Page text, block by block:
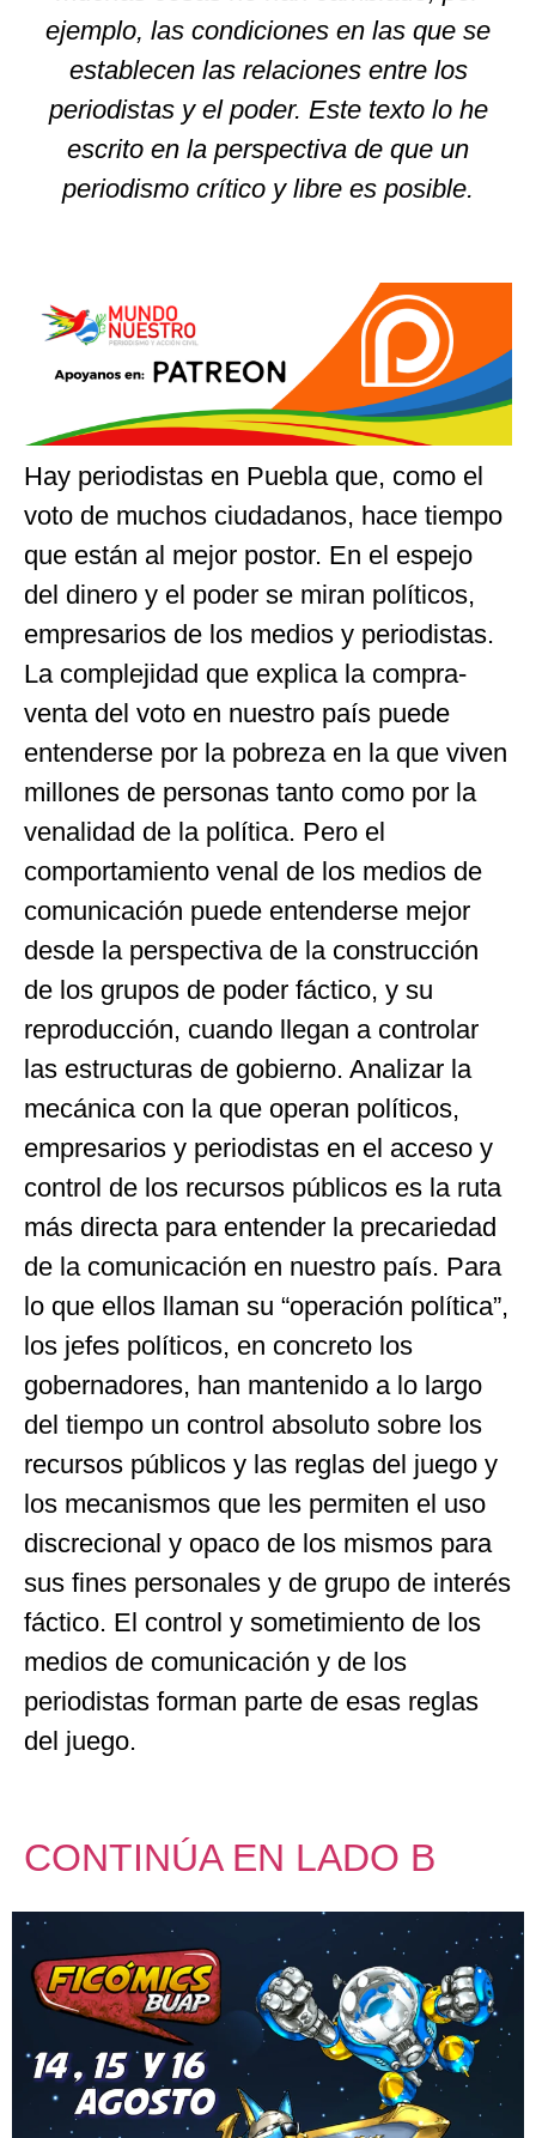
ejemplo, las condiciones en las que se
establecen las relaciones entre los
periodistas y el poder. Este texto lo he
escrito en la perspectiva de que un
periodismo crítico y libre es posible.
Hay periodistas en Puebla que, como el
voto de muchos ciudadanos, hace tiempo
que están al mejor postor. En el espejo
del dinero y el poder se miran políticos,
empresarios de los medios y periodistas.
La complejidad que explica la compra-
venta del voto en nuestro país puede
entenderse por la pobreza en la que viven
millones de personas tanto como por la
venalidad de la política. Pero el
comportamiento venal de los medios de
comunicación puede entenderse mejor
desde la perspectiva de la construcción
de los grupos de poder fáctico, y su
reproducción, cuando llegan a controlar
las estructuras de gobierno. Analizar la
mecánica con la que operan políticos,
empresarios y periodistas en el acceso y
control de los recursos públicos es la ruta
más directa para entender la precariedad
de la comunicación en nuestro país. Para
lo que ellos llaman su “operación política”,
los jefes políticos, en concreto los
gobernadores, han mantenido a lo largo
del tiempo un control absoluto sobre los
recursos públicos y las reglas del juego y
los mecanismos que les permiten el uso
discrecional y opaco de los mismos para
sus fines personales y de grupo de interés
fáctico. El control y sometimiento de los
medios de comunicación y de los
periodistas forman parte de esas reglas
del juego.
CONTINÚA EN LADO B